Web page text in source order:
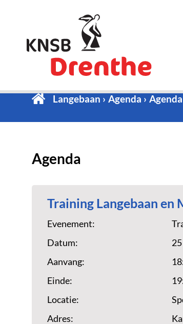
Langebaan Agenda
Agenda
Training Langebaan en
Evenement:
Datum:
Aanvang:
Einde:
Locatie:
Adres: